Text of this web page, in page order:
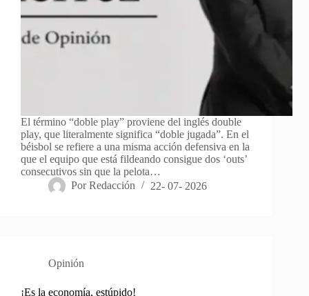
El término “doble play” proviene del inglés double
play, que literalmente significa “doble jugada”. En el
béisbol se refiere a una misma acción defensiva en la
que el equipo que está fildeando consigue dos ‘outs’
consecutivos sin que la pelota…
Por Redacción 22- 07- 2026
Opinión
¡Es la economía, estúpido!